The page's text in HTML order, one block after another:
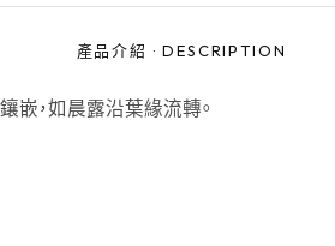
產品介紹 ·DESCRIPTION
，如晨露沿葉緣流轉。